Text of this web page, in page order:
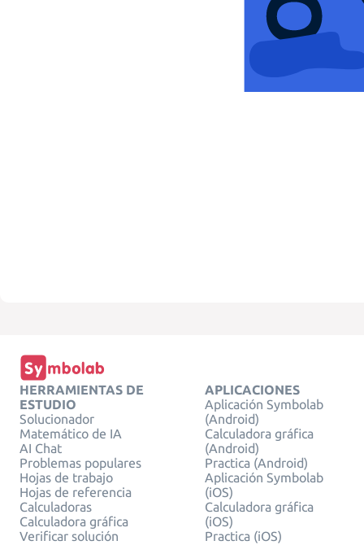
HERRAMIENTAS DE
ESTUDIO
Solucionador
Matemático de IA
AI Chat
Problemas populares
Hojas de trabajo
Hojas de referencia
Calculadoras
Calculadora gráfica
Verificar solución
APLICACIONES
Aplicación Symbolab
(Android)
Calculadora gráfica
(Android)
Practica (Android)
Aplicación Symbolab
(iOS)
Calculadora gráfica
(iOS)
Practica (iOS)